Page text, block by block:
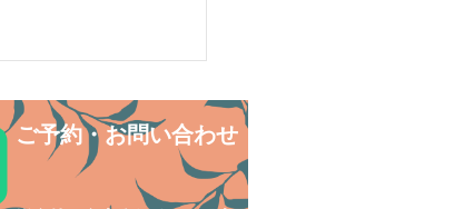
ご予約・お問い合わせ